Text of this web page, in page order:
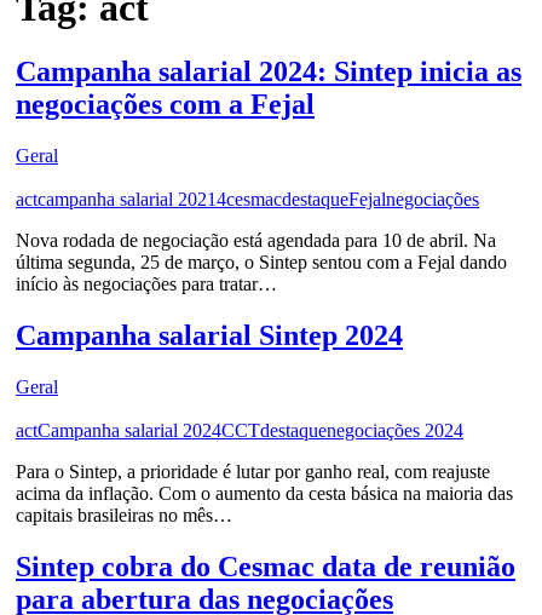
Campanha salarial 2024: Sintep inicia as
negociações com a Fejal
Geral
actcampanha salarial 20214cesmacdestaqueFejalnegociações
Nova rodada de negociação está agendada para 10 de abril. Na
última segunda, 25 de março, o Sintep sentou com a Fejal dando
início às negociações para tratar…
Campanha salarial Sintep 2024
Geral
actCampanha salarial 2024CCTdestaquenegociações 2024
Para o Sintep, a prioridade é lutar por ganho real, com reajuste
acima da inflação. Com o aumento da cesta básica na maioria das
capitais brasileiras no mês…
Sintep cobra do Cesmac data de reunião
para abertura das negociações